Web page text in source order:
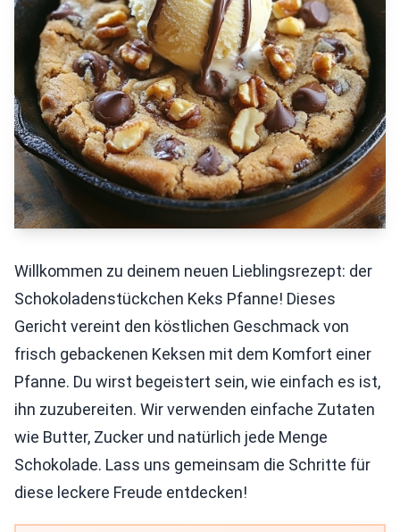
Willkommen zu deinem neuen Lieblingsrezept: der
Schokoladenstückchen Keks Pfanne! Dieses
Gericht vereint den köstlichen Geschmack von
frisch gebackenen Keksen mit dem Komfort einer
Pfanne. Du wirst begeistert sein, wie einfach es ist,
ihn zuzubereiten. Wir verwenden einfache Zutaten
wie Butter, Zucker und natürlich jede Menge
Schokolade. Lass uns gemeinsam die Schritte für
diese leckere Freude entdecken!